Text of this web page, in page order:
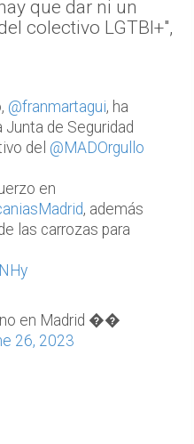
que dar ni un
colectivo LGTBI+",
@franmartagui, ha
de Seguridad
del @MADOrgullo
en
, además
las carrozas para
en Madrid ��️
26, 2023